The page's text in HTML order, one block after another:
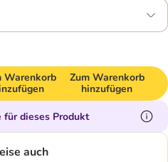
Warenkorb
Zum Warenkorb
hinzufügen
für dieses Produkt
auch